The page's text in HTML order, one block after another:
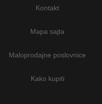
Kontakt
Mapa sajta
Maloprodajne poslovnice
Kako kupiti